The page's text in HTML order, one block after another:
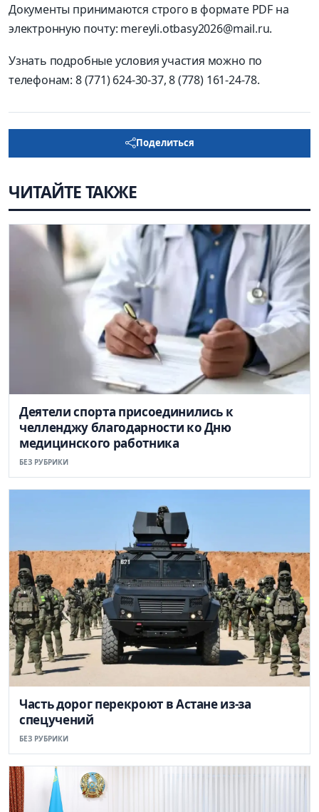
Документы принимаются строго в формате PDF на
электронную почту: mereyli.otbasy2026@mail.ru.
Узнать подробные условия участия можно по
телефонам: 8 (771) 624-30-37, 8 (778) 161-24-78.
Поделиться
ЧИТАЙТЕ ТАКЖЕ
Деятели спорта присоединились к
челленджу благодарности ко Дню
медицинского работника
БЕЗ РУБРИКИ
Часть дорог перекроют в Астане из-за
спецучений
БЕЗ РУБРИКИ